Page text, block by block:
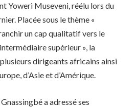
Yoweri Museveni, réélu lors du
Placée sous le thème «
un cap qualitatif vers le
supérieur », la
dirigeants africains ainsi
d’Asie et d’Amérique.
a adressé ses